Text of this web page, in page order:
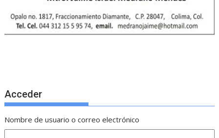
Acceder
Nombre de usuario o correo electrónico